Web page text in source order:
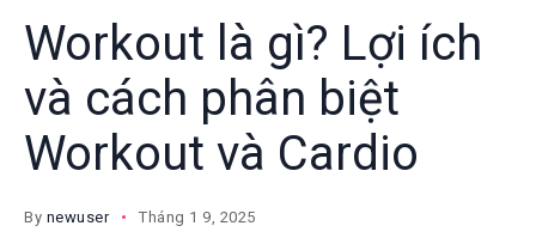
Workout là gì? Lợi ích
và cách phân biệt
Workout và Cardio
By newuser Tháng 1 9, 2025